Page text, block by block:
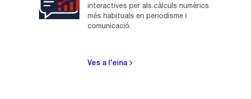
interactives per als càlculs numèrics
més habituals en periodisme i
comunicació.
Ves a l'eina